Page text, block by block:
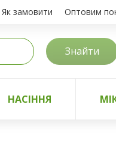
Як замовити Оптовим
Знайти
НАСІННЯ